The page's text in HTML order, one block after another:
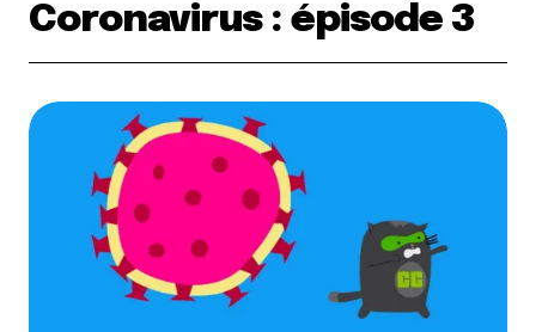
Coronavirus : épisode 3